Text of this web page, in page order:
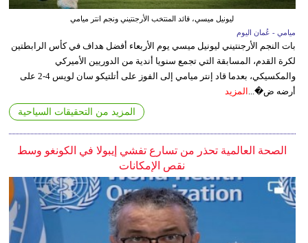
ليونيل ميسي، قائد المنتخب الأرجنتيني ونجم انتر ميامي
ميامي - عُمان اليوم
بات النجم الأرجنتيني ليونيل ميسي يوم الأربعاء أفضل هداف في كأس الرابطتين
لكرة القدم، المسابقة التي تجمع سنويا أندية من الدوريين الأميركي
والمكسيكي، بعدما قاد إنتر ميامي إلى الفوز على أتلتيكو سان لويس 4-2 على
أرضه ض�... المزيد
المزيد من التحقيقات السياحية
الصحة العالمية تحذر من تسارع تفشي إيبولا في الكونغو وسط
نقص الإمكانات